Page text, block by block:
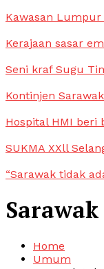
Kawasan
Kerajaan sasar
Seni kraf Sugu
Kontinjen
Hospital HMI beri
SUKMA XXll
“Sarawak tidak
Home
Umum